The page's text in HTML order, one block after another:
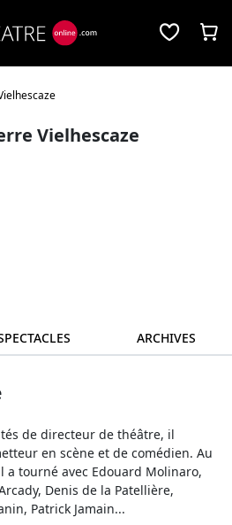
Vielhescaze
ARCHIVES
de directeur de théâtre, il
en scène et de comédien. Au
a tourné avec Edouard Molinaro,
Denis de la Patellière,
Patrick Jamain...